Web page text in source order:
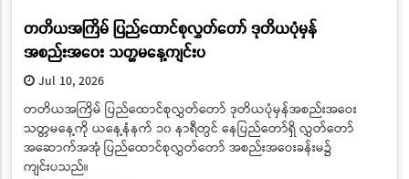
တတိယအကြိမ် ပြည်ထောင်စုလွှတ်တော် ဒုတိယပုံမှန်
အစည်းအဝေး သတ္တမနေ့ကျင်းပ
Jul 10, 2026
တတိယအကြိမ် ပြည်ထောင်စုလွှတ်တော် ဒုတိယပုံမှန်အစည်းအဝေး
သတ္တမနေ့ကို ယနေ့နံနက် ၁၀ နာရီတွင် နေပြည်တော်ရှိ လွှတ်တော်
အဆောက်အအုံ ပြည်ထောင်စုလွှတ်တော် အစည်းအဝေးခန်းမ၌
ကျင်းပသည်။